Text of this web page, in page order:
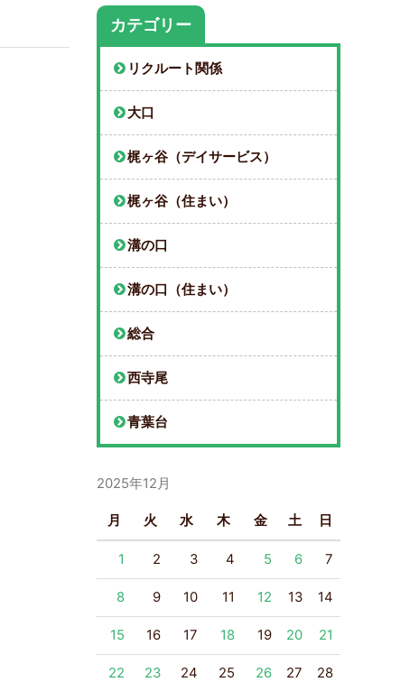
カテゴリー
リクルート関係
大口
梶ヶ谷（デイサービス）
梶ヶ谷（住まい）
溝の口
溝の口（住まい）
総合
西寺尾
青葉台
2025年12月
月 火 水 木 金 土 日
1 2 3 4 5 6 7
8 9 10 11 12 13 14
15 16 17 18 19 20 21
22 23 24 25 26 27 28